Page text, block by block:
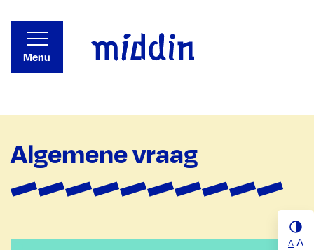
A A
Menu
Algemene vraag